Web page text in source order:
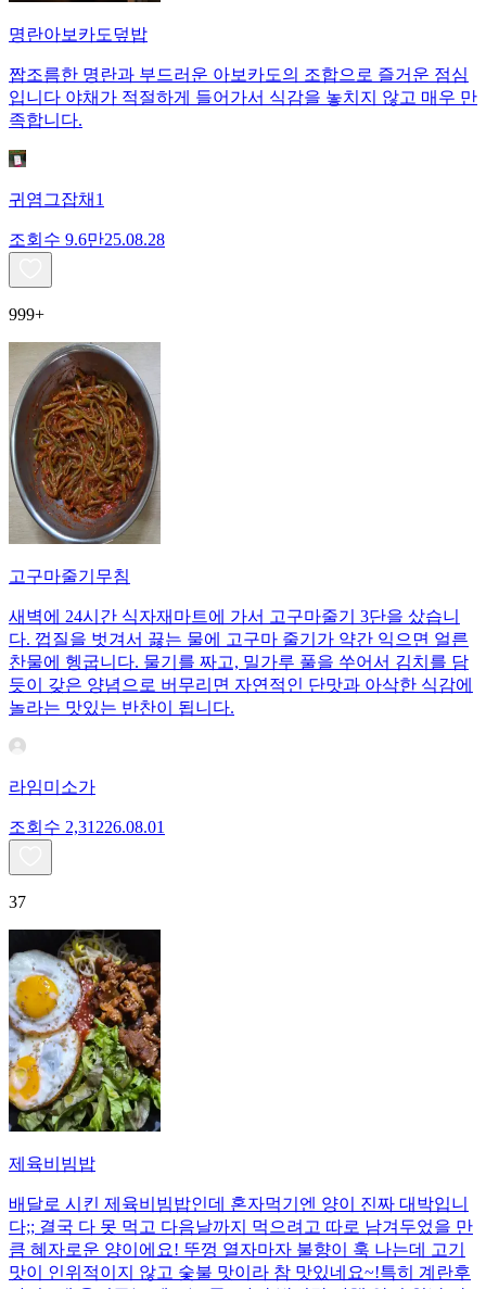
명란아보카도덮밥
짭조름한 명란과 부드러운 아보카도의 조합으로 즐거운 점심
입니다 야채가 적절하게 들어가서 식감을 놓치지 않고 매우 만
족합니다.
귀염그잡채1
조회수 9.6만25.08.28
999+
고구마줄기무침
새벽에 24시간 식자재마트에 가서 고구마줄기 3단을 샀습니
다. 껍질을 벗겨서 끓는 물에 고구마 줄기가 약간 익으면 얼른
찬물에 헹굽니다. 물기를 짜고, 밀가루 풀을 쑤어서 김치를 담
듯이 갖은 양념으로 버무리면 자연적인 단맛과 아삭한 식감에
놀라는 맛있는 반찬이 됩니다.
라임미소가
조회수 2,31226.08.01
37
제육비빔밥
배달로 시킨 제육비빔밥인데 혼자먹기엔 양이 진짜 대박입니
다;; 결국 다 못 먹고 다음날까지 먹으려고 따로 남겨두었을 만
큼 혜자로운 양이에요! 뚜껑 열자마자 불향이 훅 나는데 고기
맛이 인위적이지 않고 숯불 맛이라 참 맛있네요~!특히 계란후